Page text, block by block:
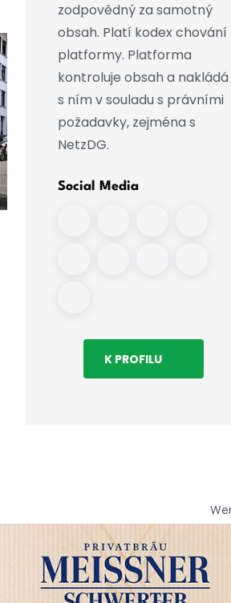
zodpovědný za samotný
obsah. Platí kodex chování
platformy. Platforma
kontroluje obsah a nakládá
s ním v souladu s právními
požadavky, zejména s
NetzDG.
Social Media
K PROFILU